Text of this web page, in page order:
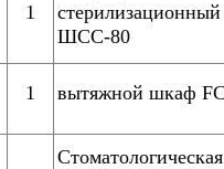
1
стерилизационный
ШСС-80
1 вытяжной шкаф
Стоматологическая